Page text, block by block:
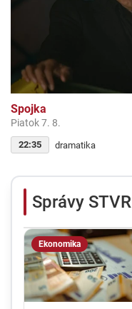
Spojka
Piatok 7. 8.
22:35 dramatika
Správy STVR
Ekonomika